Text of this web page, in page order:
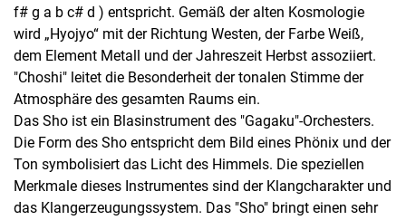
f# g a b c# d ) entspricht. Gemäß der alten Kosmologie
wird „Hyojyo“ mit der Richtung Westen, der Farbe Weiß,
dem Element Metall und der Jahreszeit Herbst assoziiert.
"Choshi" leitet die Besonderheit der tonalen Stimme der
Atmosphäre des gesamten Raums ein.
Das Sho ist ein Blasinstrument des "Gagaku"-Orchesters.
Die Form des Sho entspricht dem Bild eines Phönix und der
Ton symbolisiert das Licht des Himmels. Die speziellen
Merkmale dieses Instrumentes sind der Klangcharakter und
das Klangerzeugungssystem. Das "Sho" bringt einen sehr